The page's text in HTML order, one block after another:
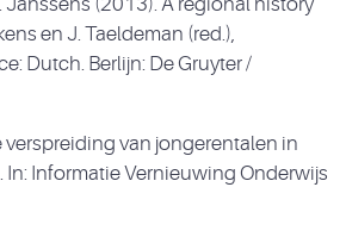
en J. Taeldeman (red.),
Dutch. Berlijn: De Gruyter /
verspreiding van jongerentalen in
Informatie Vernieuwing Onderwijs